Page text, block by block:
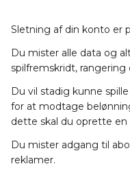
Sletning af din konto er
Du mister alle data og
spilfremskridt,
Du vil stadig kunne
for at modtage
dette skal du oprette
Du mister adgang til
reklamer.